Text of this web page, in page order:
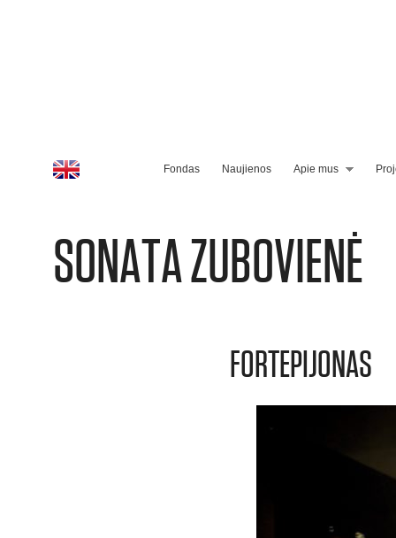
Fondas Naujienos Apie mus
SONATA ZUBOVIENĖ
FORTEPIJONAS